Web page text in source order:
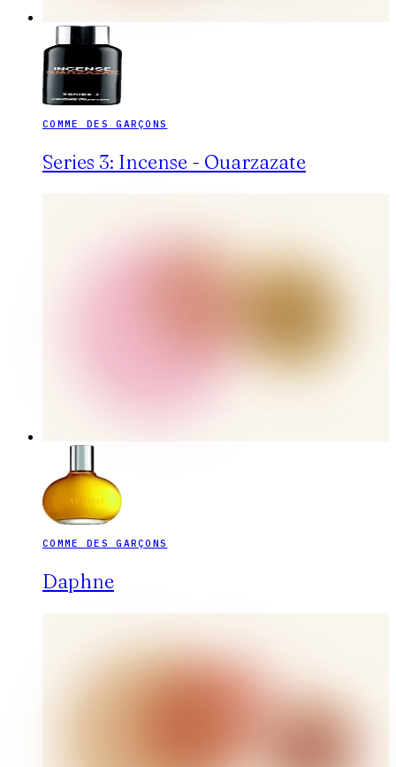
COMME DES GARÇONS
Series 3: Incense - Ouarzazate
COMME DES GARÇONS
Daphne